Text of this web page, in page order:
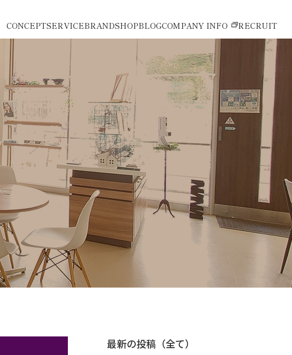
CONCEPTSERVICEBRANDSHOPBLOGCOMPANY INFO RECRUIT
最新の投稿（全て）